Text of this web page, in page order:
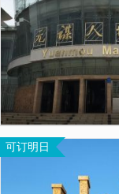
可订明日